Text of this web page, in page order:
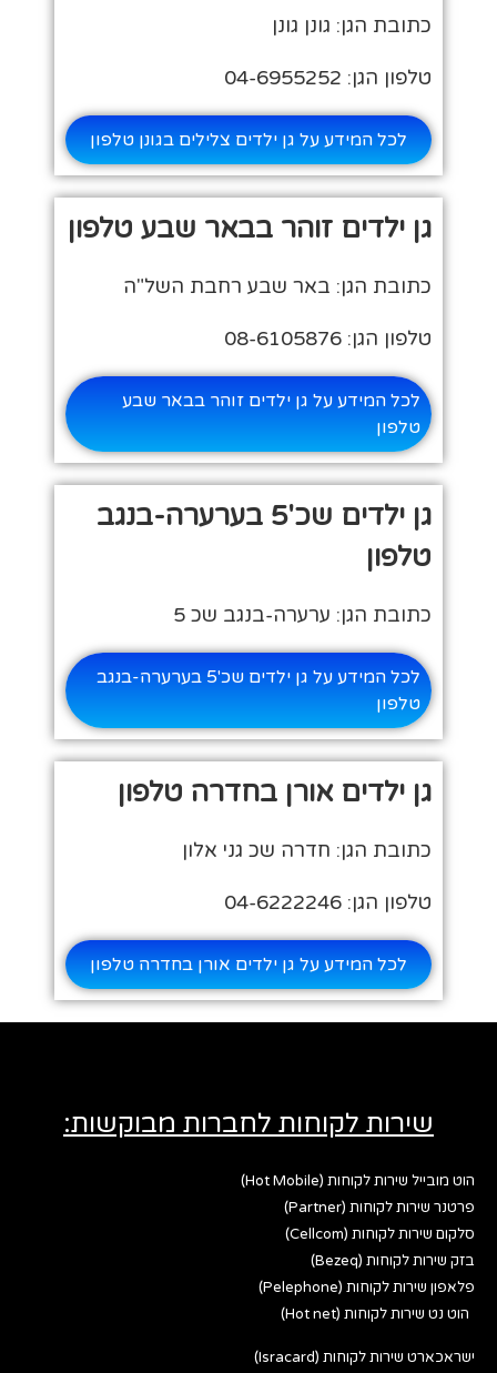
כתובת הגן: גונן גונן
טלפון הגן: 04-6955252
לכל המידע על גן ילדים צלילים בגונן טלפון
גן ילדים זוהר בבאר שבע טלפון
כתובת הגן: באר שבע רחבת השל"ה
טלפון הגן: 08-6105876
לכל המידע על גן ילדים זוהר בבאר שבע
טלפון
גן ילדים שכ'5 בערערה-בנגב
טלפון
כתובת הגן: ערערה-בנגב שכ 5
לכל המידע על גן ילדים שכ'5 בערערה-בנגב
טלפון
גן ילדים אורן בחדרה טלפון
כתובת הגן: חדרה שכ גני אלון
טלפון הגן: 04-6222246
לכל המידע על גן ילדים אורן בחדרה טלפון
שירות לקוחות לחברות מבוקשות:
הוט מובייל שירות לקוחות (Hot Mobile)
פרטנר שירות לקוחות (Partner)
סלקום שירות לקוחות (Cellcom)
בזק שירות לקוחות (Bezeq)
פלאפון שירות לקוחות (Pelephone)
הוט נט שירות לקוחות (Hot net)
ישראכארט שירות לקוחות (Isracard)